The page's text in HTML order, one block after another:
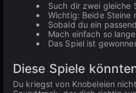
Such dir zwei gleiche
Wichtig: Beide Steine
Sobald du ein
Mach einfach so
Das Spiel ist
Diese Spiele
Du kriegst von Knobeleien